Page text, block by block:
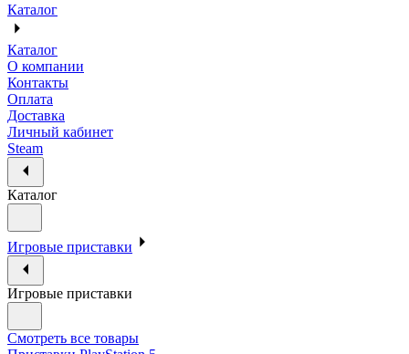
Каталог
Каталог
О компании
Контакты
Оплата
Доставка
Личный кабинет
Steam
Каталог
Игровые приставки
Игровые приставки
Смотреть все товары